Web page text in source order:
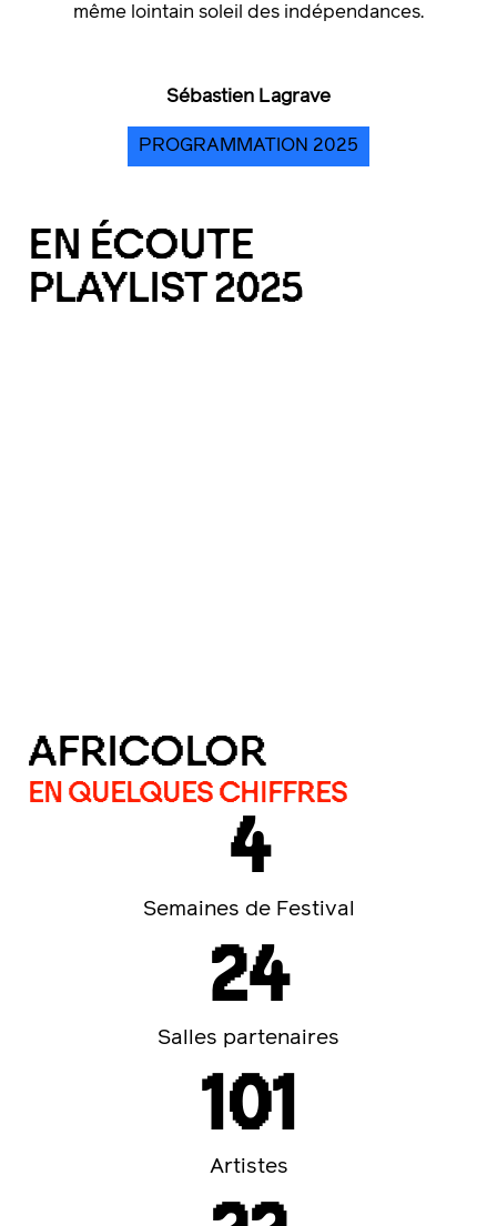
même lointain soleil des indépendances.
Sébastien Lagrave
PROGRAMMATION 2025
EN ÉCOUTE
PLAYLIST 2025
AFRICOLOR
EN QUELQUES CHIFFRES
Semaines de Festival
4
Salles partenaires
24
Artistes
101